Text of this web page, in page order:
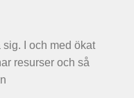
I och med ökat
resurser och så